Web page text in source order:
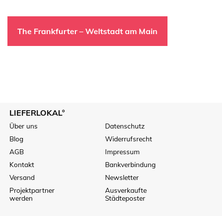
The Frankfurter – Weltstadt am Main
LIEFERLOKAL°
Über uns
Datenschutz
Blog
Widerrufsrecht
AGB
Impressum
Kontakt
Bankverbindung
Versand
Newsletter
Projektpartner
werden
Ausverkaufte
Städteposter